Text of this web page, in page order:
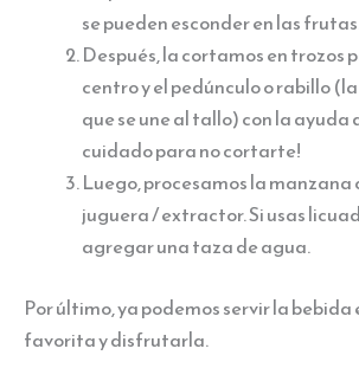
se pueden esconder en las
Después, la cortamos en trozos
centro y el pedúnculo o rabillo
que se une al tallo) con la ayuda
cuidado para no cortarte!
Luego, procesamos la
juguera / extractor. Si usas
agregar una taza de agua.
Por último, ya podemos servir la
favorita y disfrutarla.